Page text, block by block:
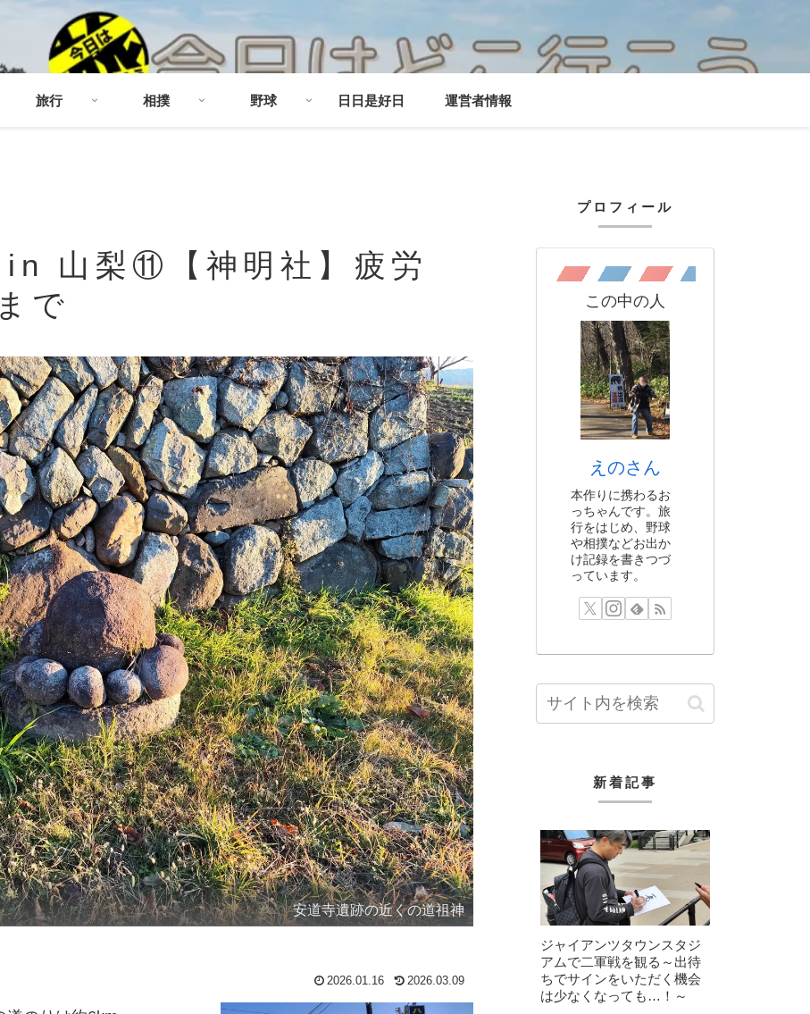
旅行 相撲 野球 日日是好日 運営者情報
山梨⑪【神明社】疲労
で
安道寺遺跡の近くの道祖神
2026.01.16 2026.03.09
プロフィール
この中の人
えのさん
本作りに携わるお
っちゃんです。旅
行をはじめ、野球
や相撲などお出か
け記録を書きつづ
っています。
新着記事
ジャイアンツタウンスタジ
アムで二軍戦を観る～出待
ちでサインをいただく機会
は少なくなっても…！～